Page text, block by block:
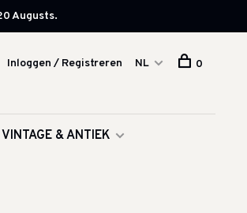
Augusts.
VINTAGE & ANTIEK
Inloggen / Registreren NL 0